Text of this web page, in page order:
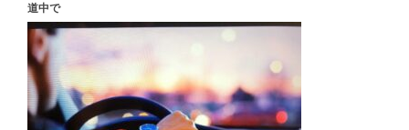
道中で